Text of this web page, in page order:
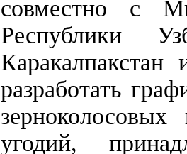
совместно с
Республики
разработать
угодий,